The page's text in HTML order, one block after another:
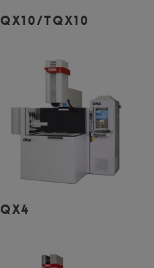
Leer Más
QX10/TQX10
QX4